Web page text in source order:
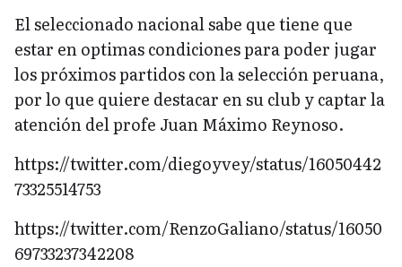
El seleccionado nacional sabe que tiene que
estar en optimas condiciones para poder jugar
los próximos partidos con la selección peruana,
por lo que quiere destacar en su club y captar la
atención del profe Juan Máximo Reynoso.
https://twitter.com/diegoyvey/status/16050442
73325514753
https://twitter.com/RenzoGaliano/status/16050
69733237342208